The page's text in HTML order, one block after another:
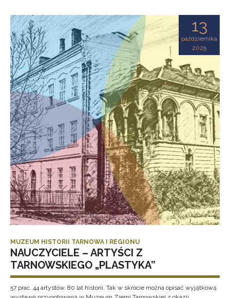
13
października
2025
MUZEUM HISTORII TARNOWA I REGIONU
NAUCZYCIELE – ARTYŚCI Z
TARNOWSKIEGO „PLASTYKA”
57 prac. 44 artystów. 80 lat historii. Tak w skrócie można opisać wyjątkową